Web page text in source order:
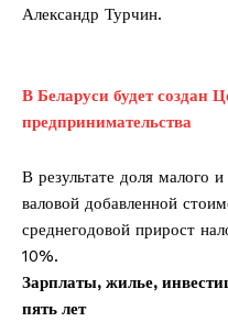
Александр Турчин.
В Беларуси будет создан
предпринимательства
В результате доля малого
валовой добавленной
среднегодовой прирост
10%.
Зарплаты, жилье,
пять лет